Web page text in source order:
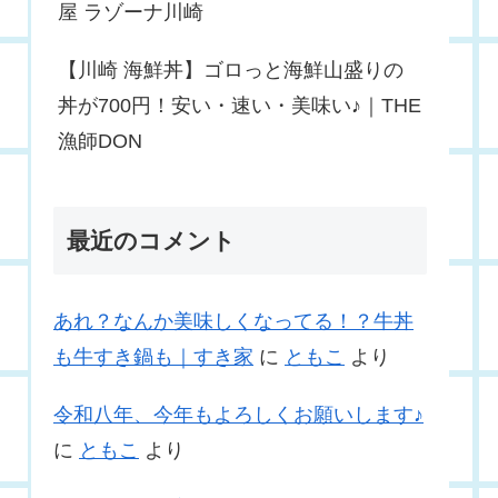
屋 ラゾーナ川崎
【川崎 海鮮丼】ゴロっと海鮮山盛りの
丼が700円！安い・速い・美味い♪｜THE
漁師DON
最近のコメント
あれ？なんか美味しくなってる！？牛丼
も牛すき鍋も｜すき家 に ともこ より
令和八年、今年もよろしくお願いします♪
に ともこ より